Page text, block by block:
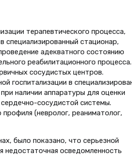
терапевтического процесса,
специализированный стационар,
адекватного состоянию
реабилитационного процесса.
сосудистых центров.
госпитализации в
наличии аппаратуры для оценки
сосудистой системы.
(невролог, реаниматолог,
было показано, что серьезной
недостаточная осведомленность